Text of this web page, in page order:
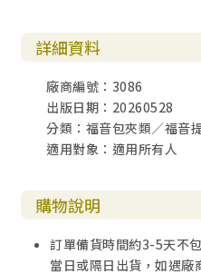
詳細資料
廠商編號：3086
出版日期：20260528
分類：福音包夾類／福音
適用對象：適用所有人
購物說明
訂單備貨時間約3-5天不
當日或隔日出貨，如遇廠